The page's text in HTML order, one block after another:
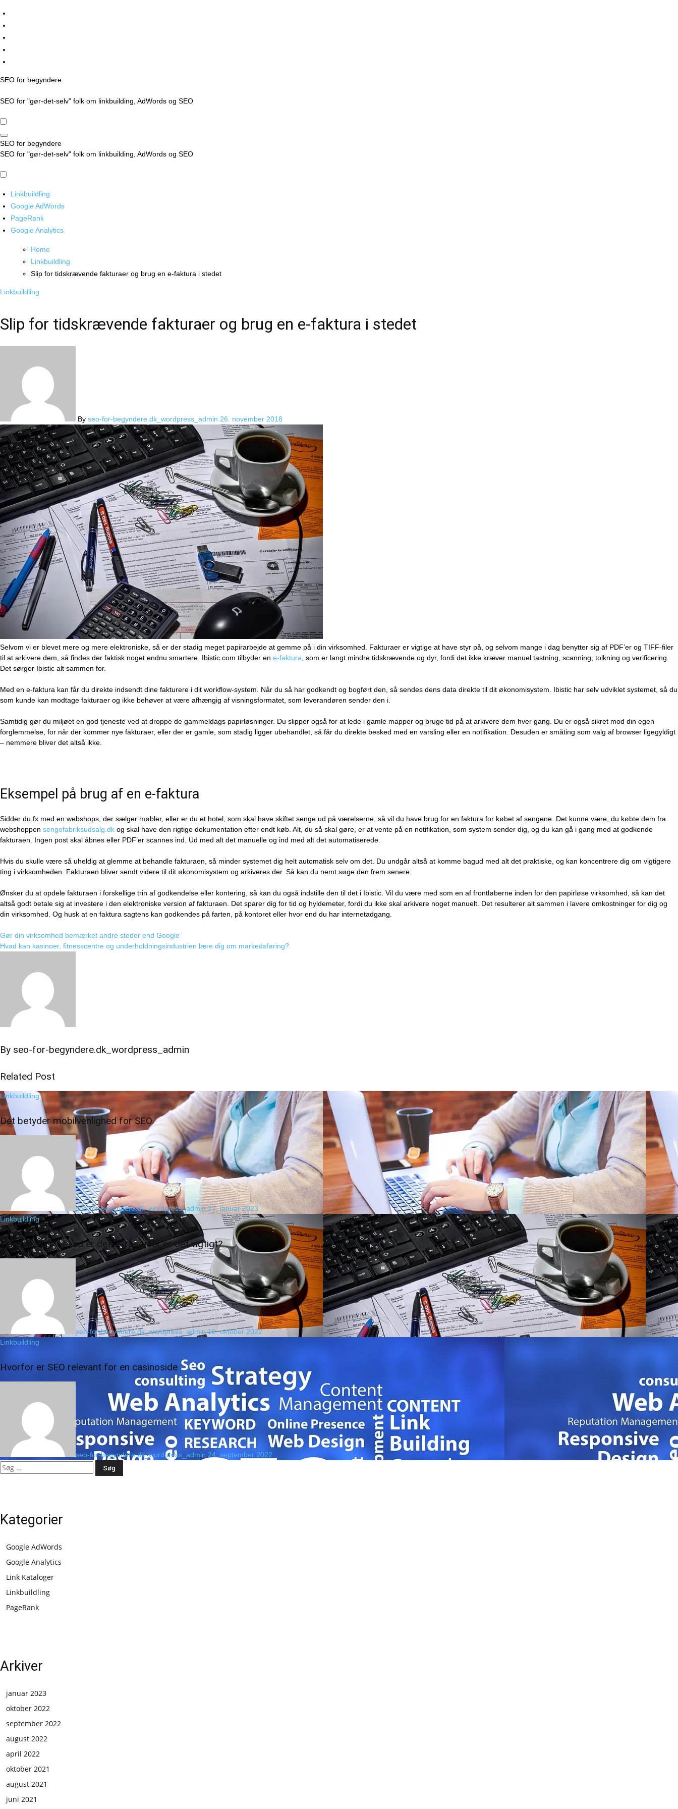
to
content
SEO for begyndere
SEO for "gør-det-selv" folk om linkbuilding, AdWords og SEO
SEO for begyndere
SEO for "gør-det-selv" folk om linkbuilding, AdWords og SEO
Linkbuildling
Google AdWords
PageRank
Google Analytics
Home
Linkbuildling
Slip for tidskrævende fakturaer og brug en e-faktura i stedet
Linkbuildling
Slip for tidskrævende fakturaer og brug en e-faktura i stedet
By seo-for-begyndere.dk_wordpress_admin 26. november 2018
Selvom vi er blevet mere og mere elektroniske, så er der stadig meget papirarbejde at gemme på i din virksomhed. Fakturaer er vigtige at have styr på, og selvom mange i dag benytter sig af PDF’er og TIFF-filer
til at arkivere dem, så findes der faktisk noget endnu smartere. Ibistic.com tilbyder en e-faktura , som er langt mindre tidskrævende og dyr, fordi det ikke kræver manuel tastning, scanning, tolkning og verificering.
Det sørger Ibistic alt sammen for.
Med en e-faktura kan får du direkte indsendt dine fakturere i dit workflow-system. Når du så har godkendt og bogført den, så sendes dens data direkte til dit økonomisystem. Ibistic har selv udviklet systemet, så du
som kunde kan modtage fakturaer og ikke behøver at være afhængig af visningsformatet, som leverandøren sender den i.
Samtidig gør du miljøet en god tjeneste ved at droppe de gammeldags papirløsninger. Du slipper også for at lede i gamle mapper og bruge tid på at arkivere dem hver gang. Du er også sikret mod din egen
forglemmelse, for når der kommer nye fakturaer, eller der er gamle, som stadig ligger ubehandlet, så får du direkte besked med en varsling eller en notifikation. Desuden er småting som valg af browser ligegyldigt
– nemmere bliver det altså ikke.
Eksempel på brug af en e-faktura
Sidder du fx med en webshops, der sælger møbler, eller er du et hotel, som skal have skiftet senge ud på værelserne, så vil du have brug for en faktura for købet af sengene. Det kunne være, du købte dem fra
webshoppen sengefabriksudsalg.dk og skal have den rigtige dokumentation efter endt køb. Alt, du så skal gøre, er at vente på en notifikation, som system sender dig, og du kan gå i gang med at godkende
fakturaen. Ingen post skal åbnes eller PDF’er scannes ind. Ud med alt det manuelle og ind med alt det automatiserede.
Hvis du skulle være så uheldig at glemme at behandle fakturaen, så minder systemet dig helt automatisk selv om det. Du undgår altså at komme bagud med alt det praktiske, og kan koncentrere dig om vigtigere
ting i virksomheden. Fakturaen bliver sendt videre til dit økonomisystem og arkiveres der. Så kan du nemt søge den frem senere.
Ønsker du at opdele fakturaen i forskellige trin af godkendelse eller kontering, så kan du også indstille den til det i Ibistic. Vil du være med som en af frontløberne inden for den papirløse virksomhed, så kan det
altså godt betale sig at investere i den elektroniske version af fakturaen. Det sparer dig for tid og hyldemeter, fordi du ikke skal arkivere noget manuelt. Det resulterer alt sammen i lavere omkostninger for dig og
din virksomhed. Og husk at en faktura sagtens kan godkendes på farten, på kontoret eller hvor end du har internetadgang.
Indlægsnavigation
Gør din virksomhed bemærket andre steder end Google
Hvad kan kasinoer, fitnesscentre og underholdningsindustrien lære dig om markedsføring?
By seo-for-begyndere.dk_wordpress_admin
Related Post
Linkbuildling
Dét betyder mobilvenlighed for SEO
seo-for-begyndere.dk_wordpress_admin27. januar 2023
Linkbuildling
Teknisk SEO – hvad er det, og hvorfor er det vigtigt?
seo-for-begyndere.dk_wordpress_admin10. oktober 2022
Linkbuildling
Hvorfor er SEO relevant for en casinoside
seo-for-begyndere.dk_wordpress_admin 24. september 2022
Søg
efter:
Kategorier
Google AdWords
Google Analytics
Link Kataloger
Linkbuildling
PageRank
Arkiver
januar 2023
oktober 2022
september 2022
august 2022
april 2022
oktober 2021
august 2021
juni 2021